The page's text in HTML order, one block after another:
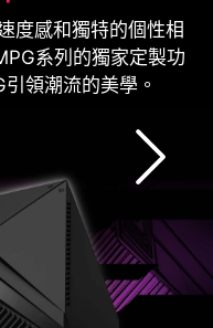
度感和獨特的個性相
系列的獨家定製功
領潮流的美學。
設計
規範，避免電磁干
層保護，RGB燈效自
電競桌機。
燈效設計，創造屬
示卡傾斜。